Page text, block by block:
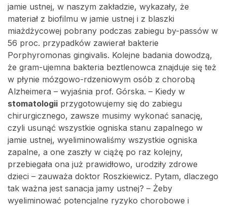
jamie ustnej, w naszym zakładzie, wykazały, że
materiał z biofilmu w jamie ustnej i z blaszki
miażdżycowej pobrany podczas zabiegu by-passów w
56 proc. przypadków zawierał bakterie
Porphyromonas gingivalis. Kolejne badania dowodzą,
że gram-ujemna bakteria beztlenowca znajduje się też
w płynie mózgowo-rdzeniowym osób z chorobą
Alzheimera – wyjaśnia prof. Górska. – Kiedy w
stomatologii przygotowujemy się do zabiegu
chirurgicznego, zawsze musimy wykonać sanację,
czyli usunąć wszystkie ogniska stanu zapalnego w
jamie ustnej, wyeliminowaliśmy wszystkie ogniska
zapalne, a one zaszły w ciążę po raz kolejny,
przebiegała ona już prawidłowo, urodziły zdrowe
dzieci – zauważa doktor Roszkiewicz. Pytam, dlaczego
tak ważna jest sanacja jamy ustnej? – Żeby
wyeliminować potencjalne ryzyko chorobowe i